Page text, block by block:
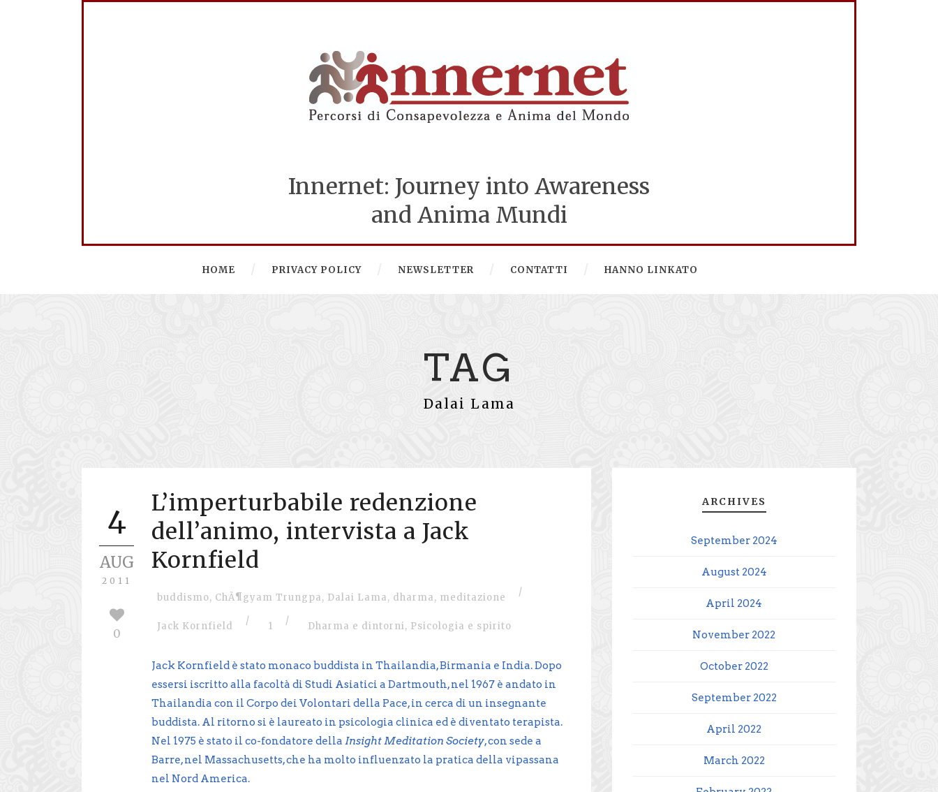
Innernet: Journey into Awareness
and Anima Mundi
HOME PRIVACY POLICY NEWSLETTER CONTATTI HANNO LINKATO
TAG
Dalai Lama
4
AUG
2011
0
L’imperturbabile redenzione
dell’animo, intervista a Jack
Kornfield
buddismo, ChÃ¶gyam Trungpa, Dalai Lama, dharma, meditazione /
Jack Kornfield / 1 / Dharma e dintorni, Psicologia e spirito
Jack Kornfield è stato monaco buddista in Thailandia, Birmania e India. Dopo
essersi iscritto alla facoltà di Studi Asiatici a Dartmouth, nel 1967 è andato in
Thailandia con il Corpo dei Volontari della Pace, in cerca di un insegnante
buddista. Al ritorno si è laureato in psicologia clinica ed è diventato terapista.
Nel 1975 è stato il co-fondatore della Insight Meditation Society, con sede a
Barre, nel Massachusetts, che ha molto influenzato la pratica della vipassana
nel Nord America.
ARCHIVES
September 2024
August 2024
April 2024
November 2022
October 2022
September 2022
April 2022
March 2022